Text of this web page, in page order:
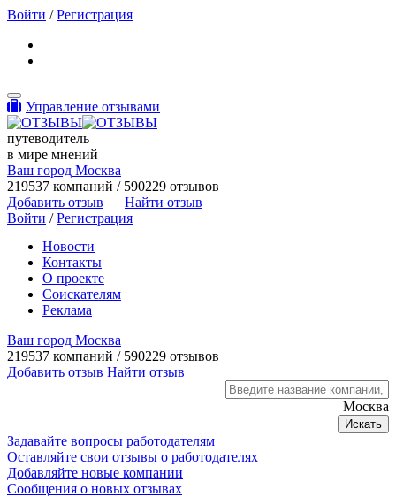
Войти /Регистрация
Toggle navigation
Управление отзывами
путеводитель
в мире мнений
Ваш город Москва
219537 компаний / 590229 отзывов
Добавить отзыв
Найти отзыв
Войти /Регистрация
Новости
Контакты
О проекте
Соискателям
Реклама
Ваш город Москва
219537 компаний / 590229 отзывов
Добавить отзыв Найти отзыв
Москва
Искать
Задавайте вопросы работодателям
Оставляйте свои отзывы о работодателях
Добавляйте новые компании
Сообщения о новых отзывах